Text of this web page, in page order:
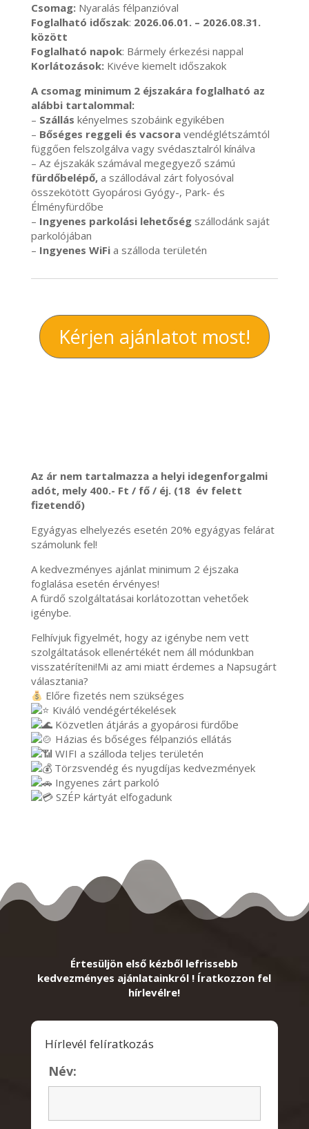
Csomag:Nyaralás félpanzióval
Foglalható időszak: 2026.06.01. – 2026.08.31.
között
Foglalható napok: Bármely érkezési nappal
Korlátozások:Kivéve kiemelt időszakok
A csomag minimum 2 éjszakára foglalható az
alábbi tartalommal:
– Szállás kényelmes szobáink egyikében
– Bőséges reggeli és vacsoravendéglétszámtól
függően felszolgálva vagy svédasztalról kínálva
– Az éjszakák számával megegyező számú
fürdőbelépő,a szállodával zárt folyosóval
összekötött Gyopárosi Gyógy-, Park- és
Élményfürdőbe
– Ingyenes parkolási lehetőségszállodánk saját
parkolójában
– Ingyenes WiFia szálloda területén
Kérjen ajánlatot most!
Az ár nem tartalmazza a helyi idegenforgalmi
adót, mely 400.- Ft / fő / éj. (18 év felett
fizetendő)
Egyágyas elhelyezés esetén 20% egyágyas felárat
számolunk fel!
A kedvezményes ajánlat minimum 2 éjszaka
foglalása esetén érvényes!
A fürdő szolgáltatásai korlátozottan vehetőek
igénybe.
Felhívjuk figyelmét, hogy az igénybe nem vett
szolgáltatások ellenértékét nem áll módunkban
visszatéríteni!Mi az ami miatt érdemes a Napsugárt
választania?
Előre fizetés nem szükséges
Kiváló vendégértékelések
Közvetlen átjárás a gyopárosi fürdőbe
Házias és bőséges félpanziós ellátás
WIFI a szálloda teljes területén
Törzsvendég és nyugdíjas kedvezmények
Ingyenes zárt parkoló
SZÉP kártyát elfogadunk
Értesüljön első kézből lefrissebb
kedvezményes ajánlatainkról ! Íratkozzon fel
hírlevélre!
Hírlevél felíratkozás
Név: